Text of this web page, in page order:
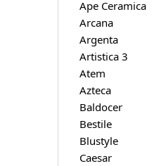
Ape Ceramica
Arcana
Argenta
Artistica 3
Atem
Azteca
Baldocer
Bestile
Blustyle
Caesar